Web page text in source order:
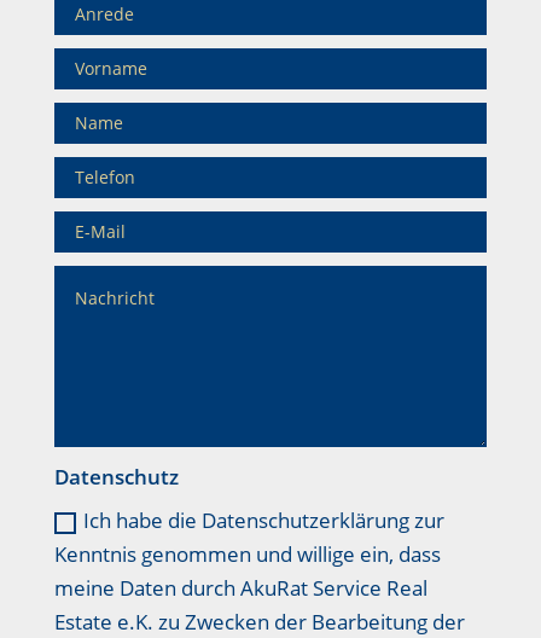
Datenschutz
Ich habe die Datenschutzerklärung zur
Kenntnis genommen und willige ein, dass
meine Daten durch AkuRat Service Real
Estate e.K. zu Zwecken der Bearbeitung der